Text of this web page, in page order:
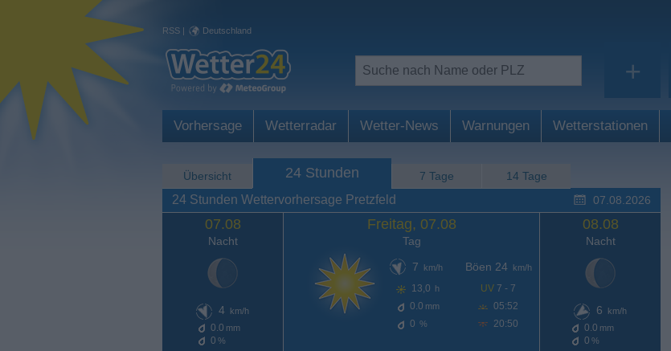
RSS | Deutschland
+
Vorhersage Wetterradar Wetter-News Warnungen Wetterstationen
Übersicht 24 Stunden 7 Tage 14 Tage
24 Stunden Wettervorhersage Pretzfeld 07.08.2026
07.08
Nacht
4 km/h
0.0 mm
0 %
Freitag, 07.08
Tag
7
km/h
13,0 h
0.0 mm
0 %
Böen 24 km/h
UV 7 - 7
05:52
20:50
08.08
Nacht
6 km/h
0.0 mm
0 %